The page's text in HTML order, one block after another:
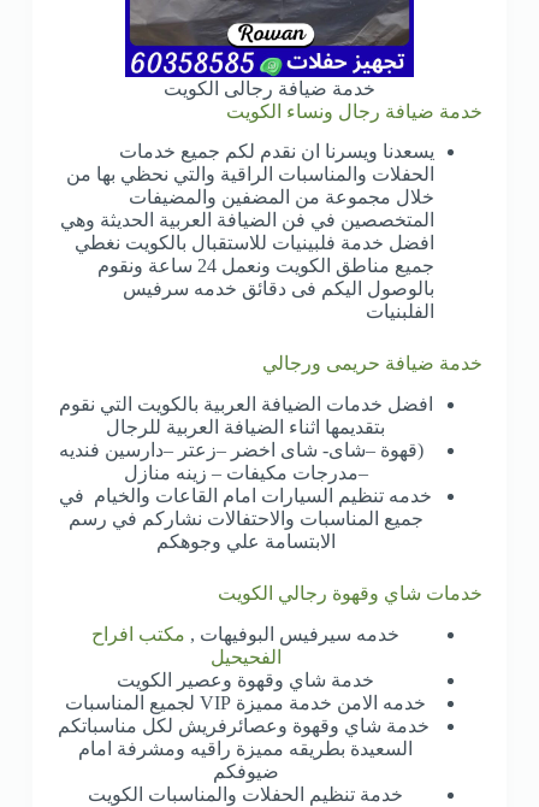
خدمة ضيافة رجالى الكويت
خدمة ضيافة رجال ونساء الكويت
يسعدنا ويسرنا ان نقدم لكم جميع خدمات
الحفلات والمناسبات الراقية والتي نحظي بها من
خلال مجموعة من المضفين والمضيفات
المتخصصين في فن الضيافة العربية الحديثة وهي
افضل خدمة فلبينيات للاستقبال بالكويت نغطي
جميع مناطق الكويت ونعمل 24 ساعة ونقوم
بالوصول اليكم فى دقائق خدمه سرفيس
الفلبنيات
خدمة ضيافة حريمى ورجالي
افضل خدمات الضيافة العربية بالكويت التي نقوم
بتقديمها اثناء الضيافة العربية للرجال
(قهوة –شاى- شاى اخضر –زعتر –دارسين فنديه
–مدرجات مكيفات – زينه منازل
خدمه تنظيم السيارات امام القاعات والخيام في
جميع المناسبات والاحتفالات نشاركم في رسم
الابتسامة علي وجوهكم
خدمات شاي وقهوة رجالي الكويت
خدمه سيرفيس البوفيهات , مكتب افراح
الفحيحيل
خدمة شاي وقهوة وعصير الكويت
خدمه الامن خدمة مميزة VIP لجميع المناسبات
خدمة شاي وقهوة وعصائرفريش لكل مناسباتكم
السعيدة بطريقه مميزة راقيه ومشرفة امام
ضيوفكم
خدمة تنظيم الحفلات والمناسبات الكويت